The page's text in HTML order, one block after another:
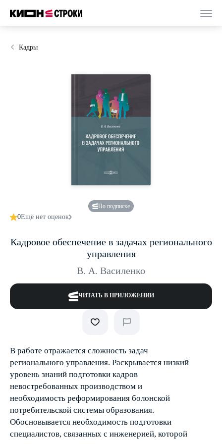
Кадры
По подписке
0Ещё нет оценок
Кадровое обеспечение в задачах регионального
управления
В. А. Василенко
ЧИТАТЬ В ПРИЛОЖЕНИИ
В работе отражается сложность задач
регионального управления. Раскрывается низкий
уровень знаний подготовки кадров
невостребованных производством и
необходимость реформирования болонской
потребительской системы образования.
Обосновывается необходимость подготовки
специалистов, связанных с инженерией, которой